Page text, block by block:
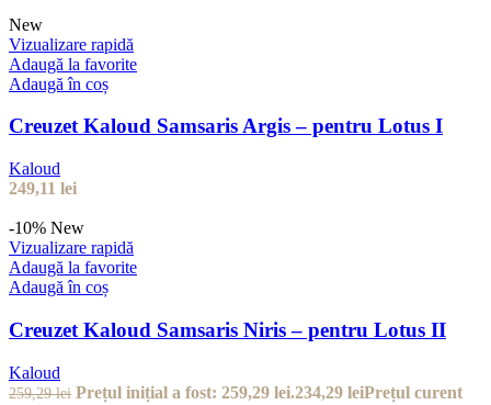
New
Vizualizare rapidă
Adaugă la favorite
Adaugă în coș
Creuzet Kaloud Samsaris Argis – pentru Lotus I
Kaloud
249,11 lei
-10% New
Vizualizare rapidă
Adaugă la favorite
Adaugă în coș
Creuzet Kaloud Samsaris Niris – pentru Lotus II
Kaloud
259,29lei Prețul inițial a fost: 259,29 lei.234,29 leiPrețul curent